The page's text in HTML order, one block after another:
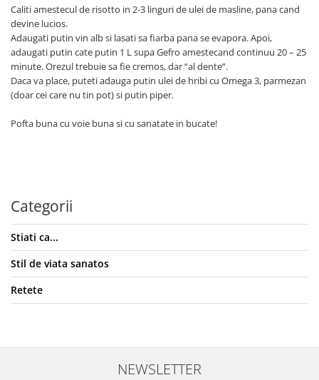
Unt, alternativa unt
Paine bio
Paste
Terci bio
Dulciuri
Ciocolata
Dulceturi, gemuri, compoturi
Zahar si indulcitori
Batoane
Dulciuri bio
Guma de mestecat bio
Snacksuri
Caliti amestecul de risotto in 2-3 linguri de ulei de masline, pana cand
devine lucios.
Adaugati putin vin alb si lasati sa fiarba pana se evapora. Apoi,
adaugati putin cate putin 1 L supa Gefro amestecand continuu 20 – 25
minute. Orezul trebuie sa fie cremos, dar “al dente”.
Daca va place, puteti adauga putin ulei de hribi cu Omega 3, parmezan
(doar cei care nu tin pot) si putin piper.
Pofta buna cu voie buna si cu sanatate in bucate!
Categorii
Stiati ca...
Stil de viata sanatos
Retete
NEWSLETTER